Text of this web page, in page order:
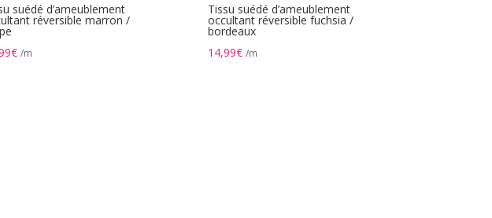
suédé d’ameublement
réversible marron /
€ /m
Tissu suédé d’ameublement
occultant réversible fuchsia /
bordeaux
14,99€ /m